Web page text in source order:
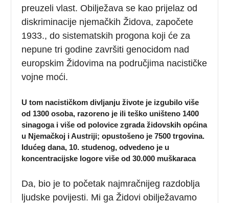
preuzeli vlast. Obilježava se kao prijelaz od
diskriminacije njemačkih Židova, započete
1933., do sistematskih progona koji će za
nepune tri godine završiti genocidom nad
europskim Židovima na područjima nacističke
vojne moći.
U tom nacističkom divljanju živote je izgubilo više
od 1300 osoba, razoreno je ili teško uništeno 1400
sinagoga i više od polovice zgrada židovskih općina
u Njemačkoj i Austriji; opustošeno je 7500 trgovina.
Idućeg dana, 10. studenog, odvedeno je u
koncentracijske logore više od 30.000 muškaraca
Da, bio je to početak najmračnijeg razdoblja
ljudske povijesti. Mi ga Židovi obilježavamo